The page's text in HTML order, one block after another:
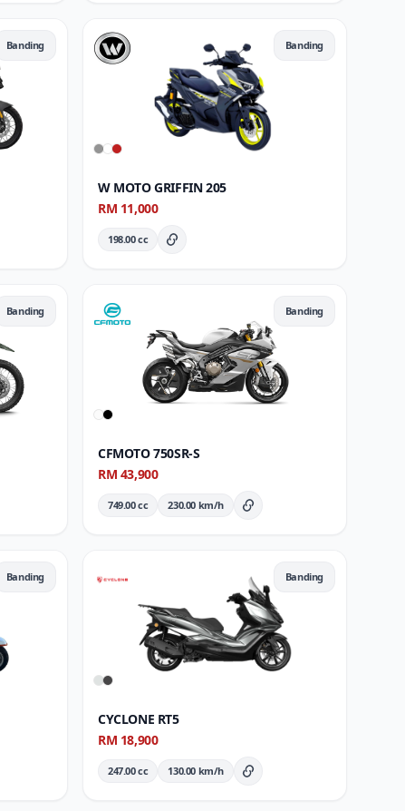
Banding
Penuh
Banding
W MOTO GRIFFIN 205
RM 11,000
198.00 cc Butiran Penuh
Banding
Penuh
Banding
CFMOTO 750SR-S
RM 43,900
749.00 cc 230.00 km/h Butiran Penuh
Banding
Penuh
Banding
CYCLONE RT5
RM 18,900
247.00 cc 130.00 km/h Butiran Penuh